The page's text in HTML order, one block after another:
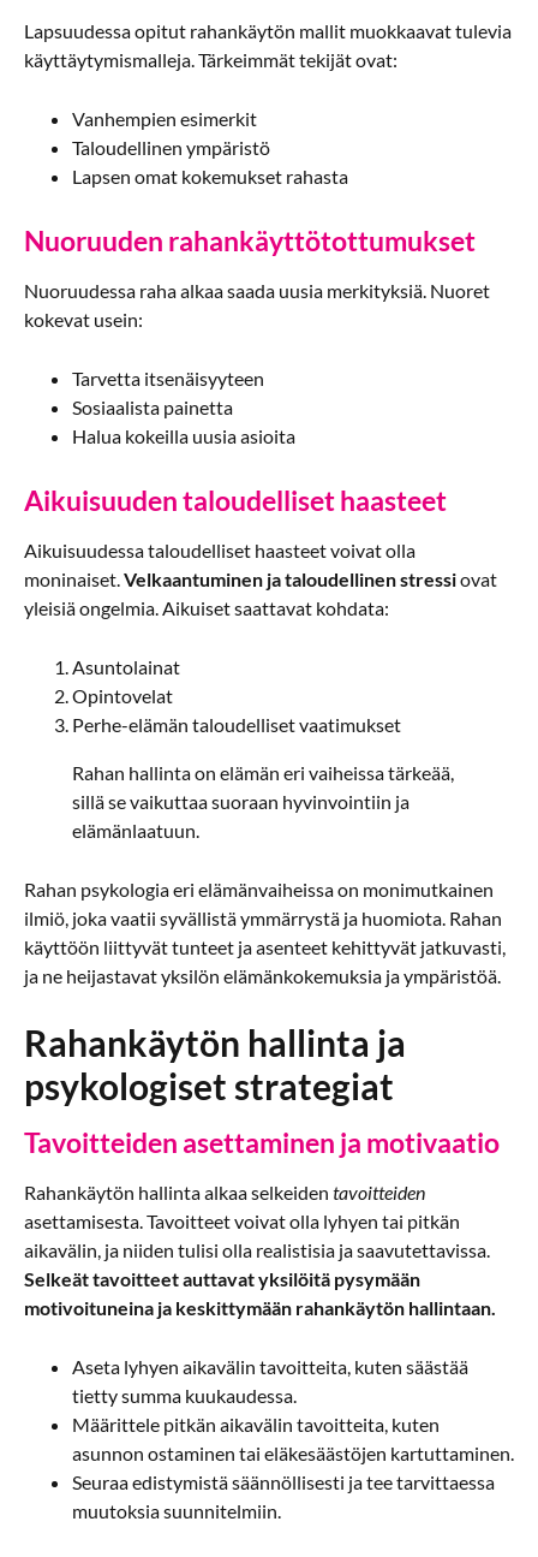
Lapsuudessa opitut rahankäytön mallit muokkaavat tulevia
käyttäytymismalleja. Tärkeimmät tekijät ovat:
Vanhempien esimerkit
Taloudellinen ympäristö
Lapsen omat kokemukset rahasta
Nuoruuden rahankäyttötottumukset
Nuoruudessa raha alkaa saada uusia merkityksiä. Nuoret
kokevat usein:
Tarvetta itsenäisyyteen
Sosiaalista painetta
Halua kokeilla uusia asioita
Aikuisuuden taloudelliset haasteet
Aikuisuudessa taloudelliset haasteet voivat olla
moninaiset.Velkaantuminen ja taloudellinen stressiovat
yleisiä ongelmia. Aikuiset saattavat kohdata:
Asuntolainat
Opintovelat
Perhe-elämän taloudelliset vaatimukset
Rahan hallinta on elämän eri vaiheissa tärkeää,
sillä se vaikuttaa suoraan hyvinvointiin ja
elämänlaatuun.
Rahan psykologia eri elämänvaiheissa on monimutkainen
ilmiö, joka vaatii syvällistä ymmärrystä ja huomiota. Rahan
käyttöön liittyvät tunteet ja asenteet kehittyvät jatkuvasti,
ja ne heijastavat yksilön elämänkokemuksia ja ympäristöä.
Rahankäytön hallinta ja
psykologiset strategiat
Tavoitteiden asettaminen ja motivaatio
Rahankäytön hallinta alkaa selkeiden tavoitteiden
asettamisesta. Tavoitteet voivat olla lyhyen tai pitkän
aikavälin, ja niiden tulisi olla realistisia ja saavutettavissa.
Selkeät tavoitteet auttavat yksilöitä pysymään
motivoituneina ja keskittymään rahankäytön hallintaan.
Aseta lyhyen aikavälin tavoitteita, kuten säästää
tietty summa kuukaudessa.
Määrittele pitkän aikavälin tavoitteita, kuten
asunnon ostaminen tai eläkesäästöjen kartuttaminen.
Seuraa edistymistä säännöllisesti ja tee tarvittaessa
muutoksia suunnitelmiin.